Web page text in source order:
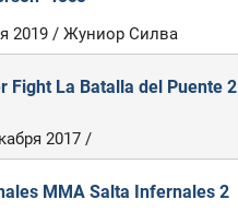
2019 / Жуниор Силва
Fight La Batalla del Puente 2
2017 /
MMA Salta Infernales 2